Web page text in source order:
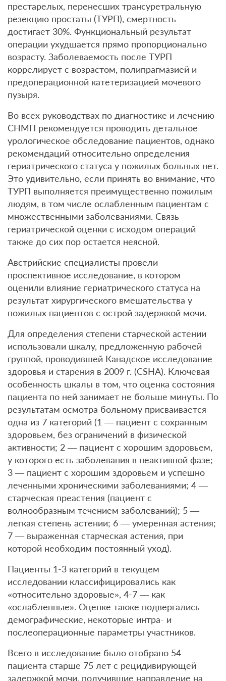
престарелых, перенесших трансуретральную
резекцию простаты (ТУРП), смертность
достигает 30%. Функциональный результат
операции ухудшается прямо пропорционально
возрасту. Заболеваемость после ТУРП
коррелирует с возрастом, полипрагмазией и
предоперационной катетеризацией мочевого
пузыря.
Во всех руководствах по диагностике и лечению
СНМП рекомендуется проводить детальное
урологическое обследование пациентов, однако
рекомендаций относительно определения
гериатрического статуса у пожилых больных нет.
Это удивительно, если принять во внимание, что
ТУРП выполняется преимущественно пожилым
людям, в том числе ослабленным пациентам с
множественными заболеваниями. Связь
гериатрической оценки с исходом операций
также до сих пор остается неясной.
Австрийские специалисты провели
проспективное исследование, в котором
оценили влияние гериатрического статуса на
результат хирургического вмешательства у
пожилых пациентов с острой задержкой мочи.
Для определения степени старческой астении
использовали шкалу, предложенную рабочей
группой, проводившей Канадское исследование
здоровья и старения в 2009 г. (CSHA). Ключевая
особенность шкалы в том, что оценка состояния
пациента по ней занимает не больше минуты. По
результатам осмотра больному присваивается
одна из 7 категорий (1 — пациент с сохранным
здоровьем, без ограничений в физической
активности; 2 — пациент с хорошим здоровьем,
у которого есть заболевания в неактивной фазе;
3 — пациент с хорошим здоровьем и успешно
леченными хроническими заболеваниями; 4 —
старческая преастения (пациент с
волнообразным течением заболеваний); 5 —
легкая степень астении; 6 — умеренная астения;
7 — выраженная старческая астения, при
которой необходим постоянный уход).
Пациенты 1-3 категорий в текущем
исследовании классифицировались как
«относительно здоровые», 4-7 — как
«ослабленные». Оценке также подвергались
демографические, некоторые интра- и
послеоперационные параметры участников.
Всего в исследование было отобрано 54
пациента старше 75 лет с рецидивирующей
задержкой мочи, получившие направление на